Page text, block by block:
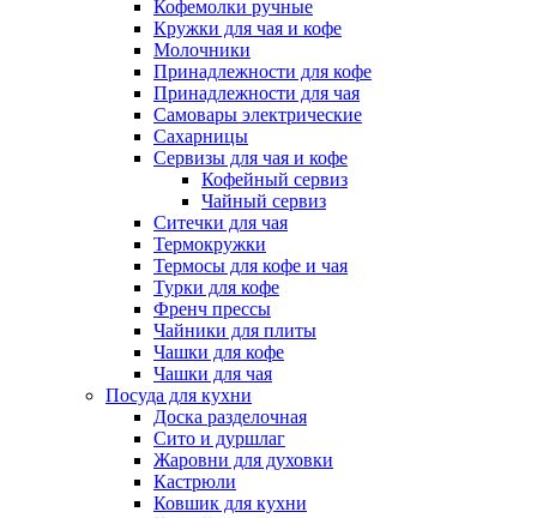
Кофемолки ручные
Кружки для чая и кофе
Молочники
Принадлежности для кофе
Принадлежности для чая
Самовары электрические
Сахарницы
Сервизы для чая и кофе
Кофейный сервиз
Чайный сервиз
Ситечки для чая
Термокружки
Термосы для кофе и чая
Турки для кофе
Френч прессы
Чайники для плиты
Чашки для кофе
Чашки для чая
Посуда для кухни
Доска разделочная
Сито и дуршлаг
Жаровни для духовки
Кастрюли
Ковшик для кухни